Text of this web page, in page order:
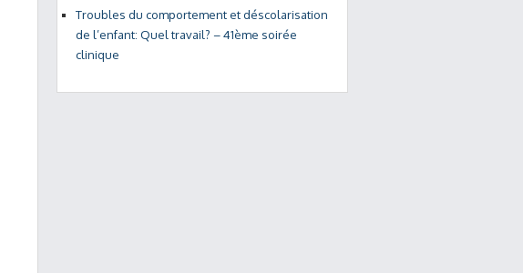
Troubles du comportement et déscolarisation
de l’enfant: Quel travail? – 41ème soirée
clinique